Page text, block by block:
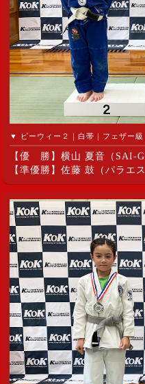
▼ ピーウィー２｜白帯｜フェザー級
【優 勝】横山 夏音（SAI-
【準優勝】佐藤 鼓（パラエ